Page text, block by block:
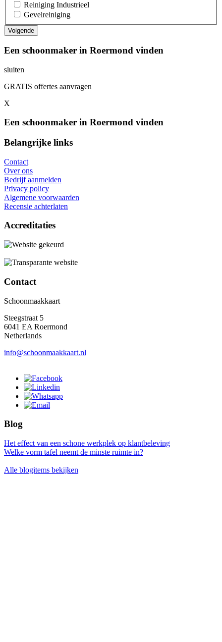
Reiniging Industrieel
Gevelreiniging
Een schoonmaker in Roermond vinden
sluiten
GRATIS offertes aanvragen
X
Een schoonmaker in Roermond vinden
Belangrijke links
Contact
Over ons
Bedrijf aanmelden
Privacy policy
Algemene voorwaarden
Recensie achterlaten
Accreditaties
Contact
Schoonmaakkaart
Steegstraat 5
6041 EA Roermond
Netherlands
info@schoonmaakkaart.nl
Blog
Het effect van een schone werkplek op klantbeleving
Welke vorm tafel neemt de minste ruimte in?
Alle blogitems bekijken